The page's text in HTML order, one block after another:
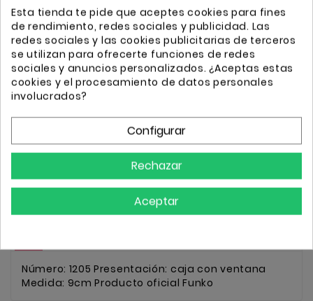
FUNKO POP Nebula 1205 - Guardianes de la Galaxia
Cantidad Añadir
Transporte GRATIS a partir de 50€
Envio 24/72h
Número: 1205 Presentación: caja con ventana
Medida: 9cm Producto oficial Funko
Esta tienda te pide que aceptes cookies para fines
de rendimiento, redes sociales y publicidad. Las
redes sociales y las cookies publicitarias de terceros
se utilizan para ofrecerte funciones de redes
sociales y anuncios personalizados. ¿Aceptas estas
cookies y el procesamiento de datos personales
involucrados?
Configurar
Rechazar
Aceptar